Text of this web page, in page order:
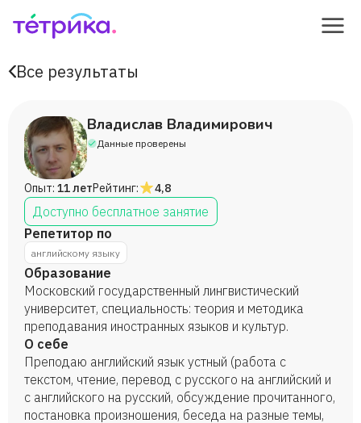
Все результаты
Владислав Владимирович
Данные проверены
Опыт: 11 летРейтинг: 4,8
Доступно бесплатное занятие
Репетитор по
английскому языку
Образование
Московский государственный лингвистический
университет, специальность: теория и методика
преподавания иностранных языков и культур.
О себе
Преподаю английский язык устный (работа с
текстом, чтение, перевод с русского на английский и
с английского на русский, обсуждение прочитанного,
постановка произношения, беседа на разные темы,